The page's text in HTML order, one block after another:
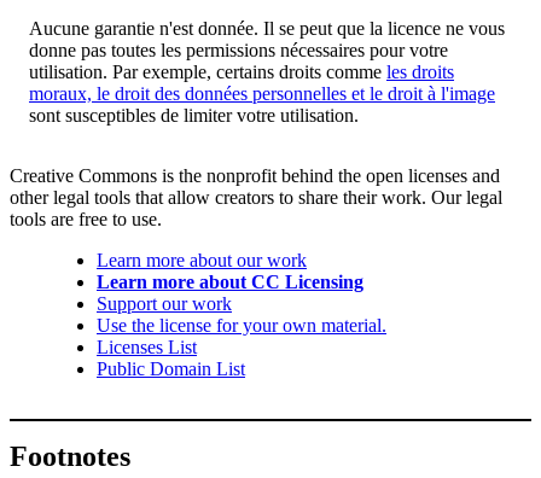
Aucune garantie n'est donnée. Il se peut que la licence ne vous
donne pas toutes les permissions nécessaires pour votre
utilisation. Par exemple, certains droits comme les droits
moraux, le droit des données personnelles et le droit à l'image
sont susceptibles de limiter votre utilisation.
Creative Commons is the nonprofit behind the open licenses and
other legal tools that allow creators to share their work. Our legal
tools are free to use.
Learn more about our work
Learn more about CC Licensing
Support our work
Use the license for your own material.
Licenses List
Public Domain List
Footnotes